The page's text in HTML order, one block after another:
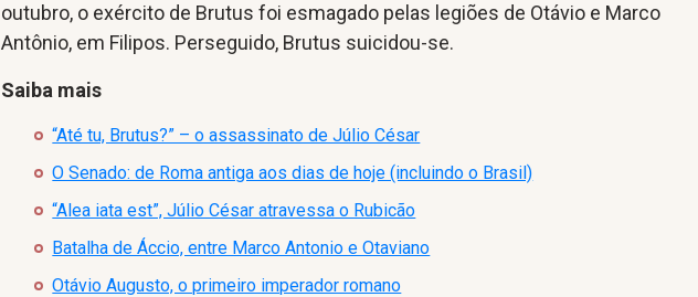
outubro, o exército de Brutus foi esmagado pelas legiões de Otávio e Marco
Antônio, em Filipos. Perseguido, Brutus suicidou-se.
Saiba mais
“Até tu, Brutus?” – o assassinato de Júlio César
O Senado: de Roma antiga aos dias de hoje (incluindo o Brasil)
“Alea iata est”, Júlio César atravessa o Rubicão
Batalha de Áccio, entre Marco Antonio e Otaviano
Otávio Augusto, o primeiro imperador romano